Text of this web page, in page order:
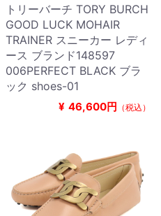
トリーバーチ TORY BURCH
GOOD LUCK MOHAIR
TRAINER スニーカー レディ
ース ブランド148597
006PERFECT BLACK ブラ
ック shoes-01
¥ 46,600円 （税込）